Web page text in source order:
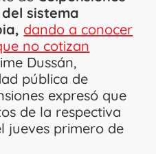
sistema
dando a conocer
no cotizan
Dussán,
pública de
expresó que
de la respectiva
jueves primero de